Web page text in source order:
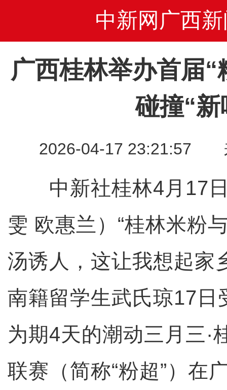
中新网广西新
广西桂林举办首届“
碰撞“新
2026-04-17 23:21:57
中新社桂林4月17日
雯 欧惠兰）“桂林米粉
汤诱人，这让我想起家
南籍留学生武氏琼17日
为期4天的潮动三月三·
联赛（简称“粉超”）在